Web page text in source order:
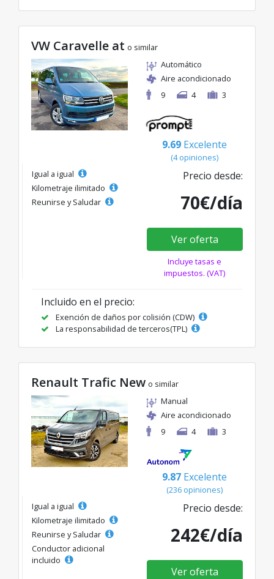
VW Caravelle at o similar
Automático
Aire acondicionado
9
4 3
9.69 Excelente
(4 opiniones)
Igual a igual
Kilometraje ilimitado
Reunirse y Saludar
Precio desde:
70€/día
Ver oferta
Incluye tasas e
impuestos. (VAT)
Incluido en el precio:
Exención de daños por colisión (CDW)
La responsabilidad de terceros(TPL)
Renault Trafic New o similar
Manual
Aire acondicionado
9
4 3
9.87 Excelente
(236 opiniones)
Igual a igual
Kilometraje ilimitado
Reunirse y Saludar
Conductor adicional
incluido
Precio desde:
242€/día
Ver oferta